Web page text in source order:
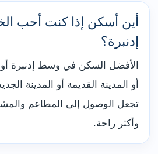
أين أسكن إذا كنت أحب
إدنبرة؟
الأفضل السكن في وسط إدنبرة
أو المدينة القديمة أو المدينة
تجعل الوصول إلى المطاعم
وأكثر راحة.